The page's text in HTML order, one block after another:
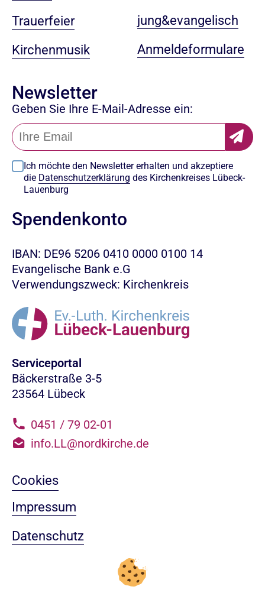
Trauerfeier
Kirchenmusik
jung&evangelisch
Anmeldeformulare
Newsletter
Geben Sie Ihre E-Mail-Adresse ein:
Ich möchte den Newsletter erhalten und akzeptiere
die Datenschutzerklärung des Kirchenkreises Lübeck-
Lauenburg
Spendenkonto
IBAN: DE96 5206 0410 0000 0100 14
Evangelische Bank e.G
Verwendungszweck: Kirchenkreis
Serviceportal
Bäckerstraße 3-5
23564 Lübeck
0451 / 79 02-01
info.LL@nordkirche.de
Cookies
Impressum
Datenschutz